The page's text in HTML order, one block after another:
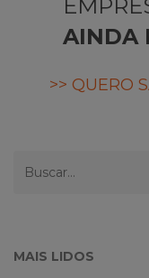
AINDA
>> QUERO
MAIS LIDOS